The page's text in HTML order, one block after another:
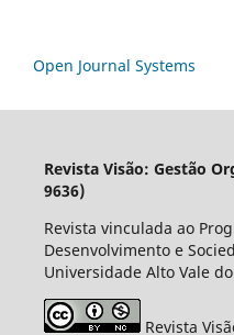
Open Journal Systems
Revista Visão: Gestão
9636)
Revista vinculada ao
Desenvolvimento e
Universidade Alto Vale
Revista